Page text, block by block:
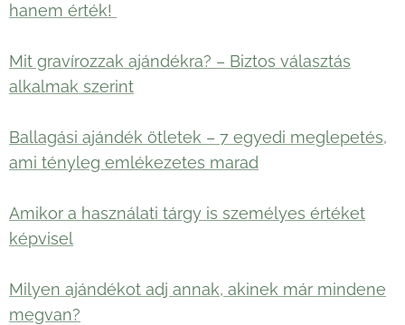
hanem érték!
Mit gravírozzak ajándékra? – Biztos választás
alkalmak szerint
Ballagási ajándék ötletek – 7 egyedi meglepetés,
ami tényleg emlékezetes marad
Amikor a használati tárgy is személyes értéket
képvisel
Milyen ajándékot adj annak, akinek már mindene
megvan?